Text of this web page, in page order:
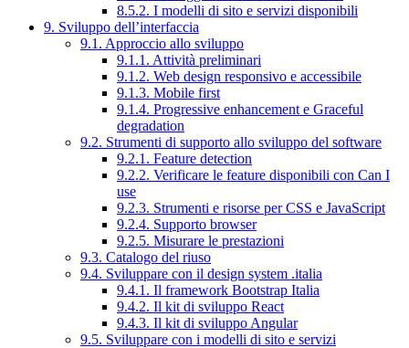
8.5.2. I modelli di sito e servizi disponibili
9. Sviluppo dell’interfaccia
9.1. Approccio allo sviluppo
9.1.1. Attività preliminari
9.1.2. Web design responsivo e accessibile
9.1.3. Mobile first
9.1.4. Progressive enhancement e Graceful
degradation
9.2. Strumenti di supporto allo sviluppo del software
9.2.1. Feature detection
9.2.2. Verificare le feature disponibili con Can I
use
9.2.3. Strumenti e risorse per CSS e JavaScript
9.2.4. Supporto browser
9.2.5. Misurare le prestazioni
9.3. Catalogo del riuso
9.4. Sviluppare con il design system .italia
9.4.1. Il framework Bootstrap Italia
9.4.2. Il kit di sviluppo React
9.4.3. Il kit di sviluppo Angular
9.5. Sviluppare con i modelli di sito e servizi